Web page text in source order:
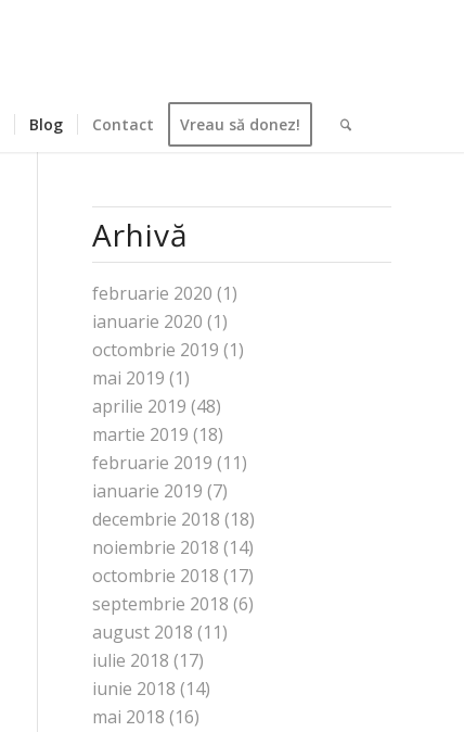
Blog Contact Vreau să donez!
Arhivă
februarie 2020 (1)
ianuarie 2020 (1)
octombrie 2019 (1)
mai 2019 (1)
aprilie 2019 (48)
martie 2019 (18)
februarie 2019 (11)
ianuarie 2019 (7)
decembrie 2018 (18)
noiembrie 2018 (14)
octombrie 2018 (17)
septembrie 2018 (6)
august 2018 (11)
iulie 2018 (17)
iunie 2018 (14)
mai 2018 (16)